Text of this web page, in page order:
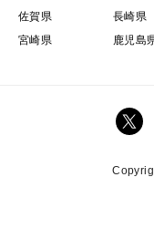
佐賀県
長崎県
宮崎県
鹿児島